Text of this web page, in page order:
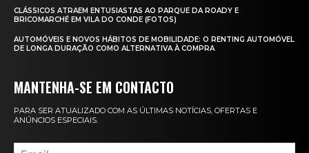
CLÁSSICOS ATRAEM ENTUSIASTAS AO PARQUE DA ROADY E
BRICOMARCHÉ EM VILA DO CONDE (FOTOS)
AUTOMÓVEIS E NOVOS HÁBITOS DE MOBILIDADE: O RENTING AUTOMÓVEL
DE LONGA DURAÇÃO COMO ALTERNATIVA À COMPRA
MANTENHA-SE EM CONTACTO
PARA SER ATUALIZADO COM AS ÚLTIMAS NOTÍCIAS, OFERTAS E
ANÚNCIOS ESPECIAIS.